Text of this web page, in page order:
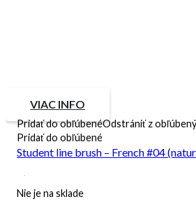
VIAC INFO
Pridať do obľúbenéOdstrániť z
Pridať do obľúbené
Student line brush – French #04
Nie je na sklade